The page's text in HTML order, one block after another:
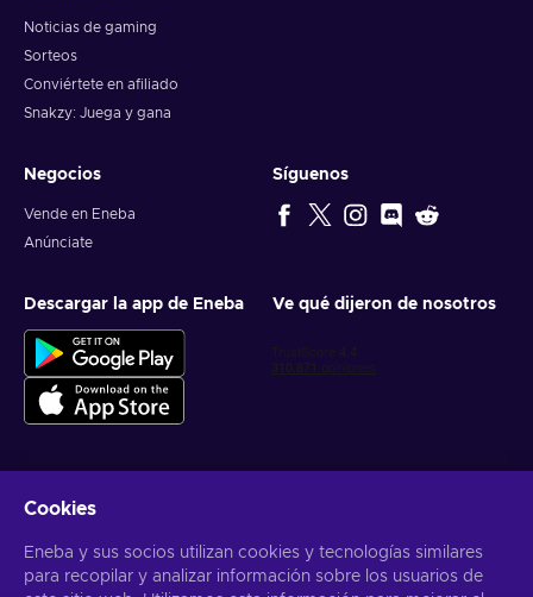
Noticias de gaming
Sorteos
Conviértete en afiliado
Snakzy: Juega y gana
Negocios
Vende en Eneba
Anúnciate
Síguenos
Descargar la app de Eneba Ve qué dijeron de nosotros
Obtén ofertas personalizadas de videojuegos
Suscribirse
Cookies
Eneba y sus socios utilizan cookies y tecnologías similares
para recopilar y analizar información sobre los usuarios de